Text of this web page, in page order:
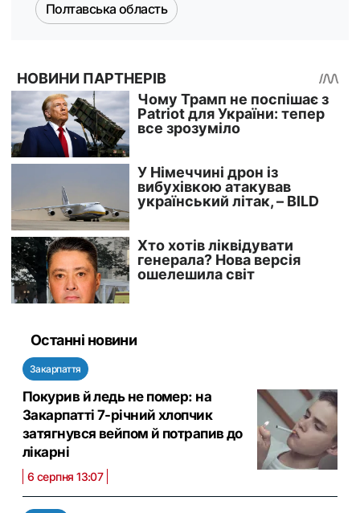
Полтавська область
Останні новини
Закарпаття
Покурив й ледь не помер: на
Закарпатті 7-річний хлопчик
затягнувся вейпом й потрапив до
лікарні
6 серпня 13:07